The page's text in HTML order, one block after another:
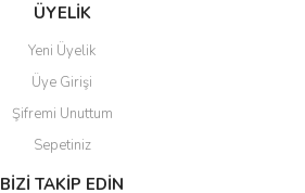
Gönder
ÜYELİK
Yeni Üyelik
Üye Girişi
Şifremi Unuttum
Sepetiniz
BİZİ TAKİP EDİN